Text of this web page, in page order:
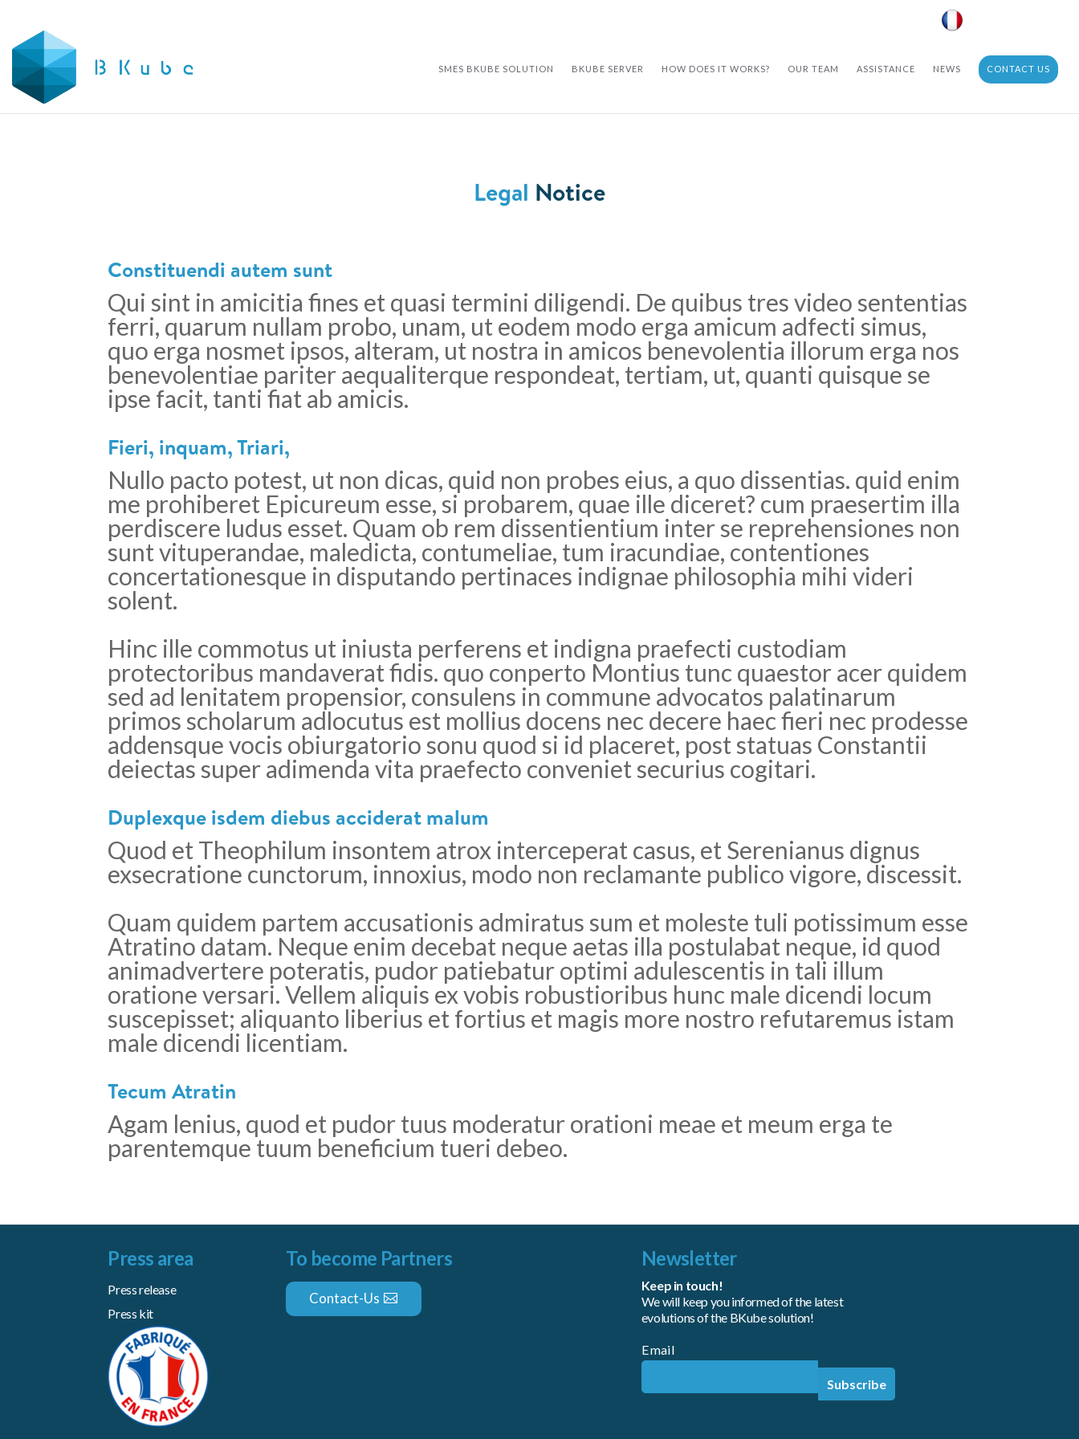
SMES BKUBE SOLUTION BKUBE SERVER HOW DOES IT WORKS? OUR TEAM ASSISTANCE NEWS CONTACT US
Legal Notice
Constituendi autem sunt
Qui sint in amicitia fines et quasi termini diligendi. De quibus tres video sententias
ferri, quarum nullam probo, unam, ut eodem modo erga amicum adfecti simus,
quo erga nosmet ipsos, alteram, ut nostra in amicos benevolentia illorum erga nos
benevolentiae pariter aequaliterque respondeat, tertiam, ut, quanti quisque se
ipse facit, tanti fiat ab amicis.
Fieri, inquam, Triari,
Nullo pacto potest, ut non dicas, quid non probes eius, a quo dissentias. quid enim
me prohiberet Epicureum esse, si probarem, quae ille diceret? cum praesertim illa
perdiscere ludus esset. Quam ob rem dissentientium inter se reprehensiones non
sunt vituperandae, maledicta, contumeliae, tum iracundiae, contentiones
concertationesque in disputando pertinaces indignae philosophia mihi videri
solent.
Hinc ille commotus ut iniusta perferens et indigna praefecti custodiam
protectoribus mandaverat fidis. quo conperto Montius tunc quaestor acer quidem
sed ad lenitatem propensior, consulens in commune advocatos palatinarum
primos scholarum adlocutus est mollius docens nec decere haec fieri nec prodesse
addensque vocis obiurgatorio sonu quod si id placeret, post statuas Constantii
deiectas super adimenda vita praefecto conveniet securius cogitari.
Duplexque isdem diebus acciderat malum
Quod et Theophilum insontem atrox interceperat casus, et Serenianus dignus
exsecratione cunctorum, innoxius, modo non reclamante publico vigore, discessit.
Quam quidem partem accusationis admiratus sum et moleste tuli potissimum esse
Atratino datam. Neque enim decebat neque aetas illa postulabat neque, id quod
animadvertere poteratis, pudor patiebatur optimi adulescentis in tali illum
oratione versari. Vellem aliquis ex vobis robustioribus hunc male dicendi locum
suscepisset; aliquanto liberius et fortius et magis more nostro refutaremus istam
male dicendi licentiam.
Tecum Atratin
Agam lenius, quod et pudor tuus moderatur orationi meae et meum erga te
parentemque tuum beneficium tueri debeo.
Press area
Press release
Press kit
To become Partners
Contact-Us
Newsletter
Keep in touch!
We will keep you informed of the latest
evolutions of the BKube solution!
Email